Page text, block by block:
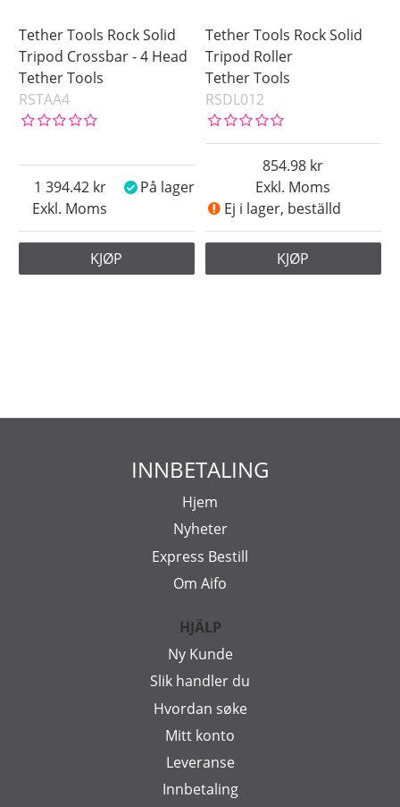
Tether Tools Rock Solid
Tripod Crossbar - 4 Head
Tether Tools
RSTAA4
Exkl. Moms
1 394.42 På lager
KJØP
Tether Tools Rock Solid
Tripod Roller
Tether Tools
RSDL012
Exkl. Moms
854.98
Ej i lager, beställd
KJØP
INNBETALING
Hjem
Nyheter
Express Bestill
Om Aifo
HJÄLP
Ny Kunde
Slik handler du
Hvordan søke
Mitt konto
Leveranse
Innbetaling